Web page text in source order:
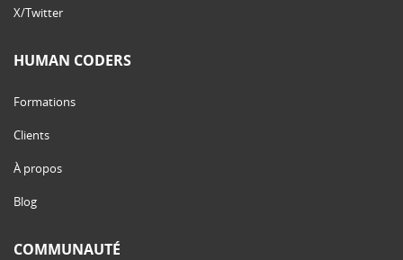
X/Twitter
HUMAN CODERS
Formations
Clients
À propos
Blog
COMMUNAUTÉ